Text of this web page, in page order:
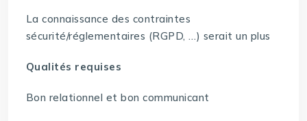
La connaissance des contraintes
sécurité/réglementaires (RGPD, …) serait un plus
Qualités requises
Bon relationnel et bon communicant